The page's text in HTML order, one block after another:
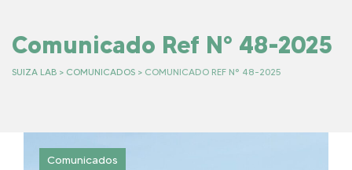
Comunicado Ref N° 48-2025
SUIZA LAB > COMUNICADOS > COMUNICADO REF N° 48-2025
Comunicados